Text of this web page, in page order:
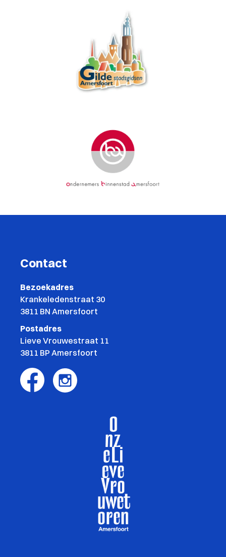
Contact
Bezoekadres
Krankeledenstraat 30
3811 BN Amersfoort
Postadres
Lieve Vrouwestraat 11
3811 BP Amersfoort